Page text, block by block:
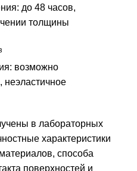
до 48 часов,
толщины
возможно
неэластичное
в лабораторных
характеристики
способа
поверхностей и